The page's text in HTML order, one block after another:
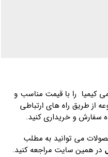
کیمیا را با قیمت مناسب و
از طریق راه های ارتباطی
سفارش و خریداری کنید.
می توانید به مطلب
در همین سایت مراجعه کنید.